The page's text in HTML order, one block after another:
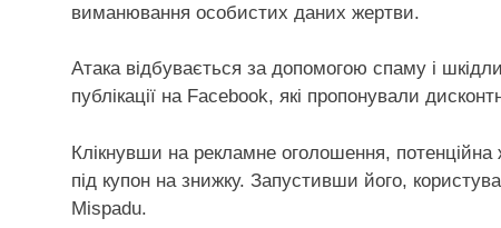
виманювання особистих даних жертви.
Атака відбувається за допомогою спаму і
публікації на Facebook, які пропонували
Клікнувши на рекламне оголошення,
під купон на знижку. Запустивши його,
Mispadu.